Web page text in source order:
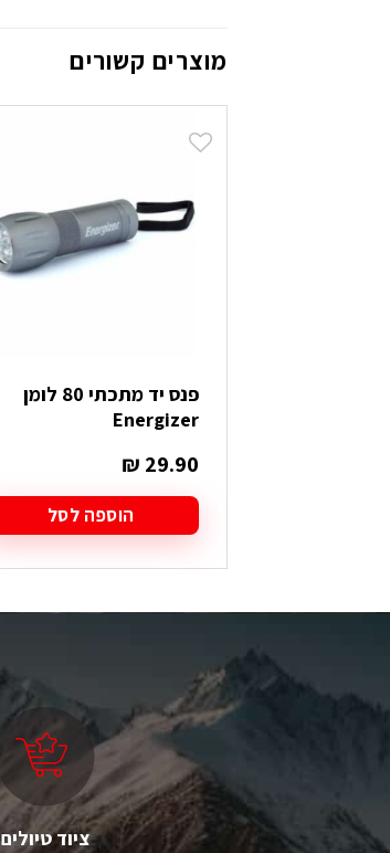
מוצרים קשורים
פנס יד מתכתי 80 לומן
Energizer
₪ 29.90
הוספה לסל
ציוד טיולים